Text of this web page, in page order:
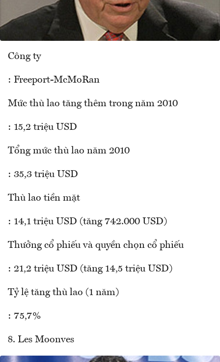
Công ty
: Freeport-McMoRan
Mức thù lao tăng thêm trong năm 2010
: 15,2 triệu USD
Tổng mức thù lao năm 2010
: 35,3 triệu USD
Thù lao tiền mặt
: 14,1 triệu USD (tăng 742.000 USD)
Thưởng cổ phiếu và quyền chọn cổ phiếu
: 21,2 triệu USD (tăng 14,5 triệu USD)
Tỷ lệ tăng thù lao (1 năm)
: 75,7%
8. Les Moonves